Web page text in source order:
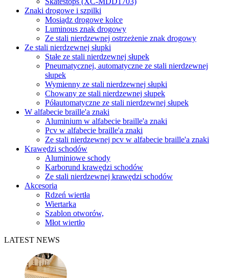
Znaki drogowe i szpilki
Mosiądz drogowe kolce
Luminous znak drogowy
Ze stali nierdzewnej ostrzeżenie znak drogowy
Ze stali nierdzewnej słupki
Stałe ze stali nierdzewnej słupek
Pneumatycznej, automatyczne ze stali nierdzewnej
słupek
Wymienny ze stali nierdzewnej słupki
Chowany ze stali nierdzewnej słupek
Półautomatyczne ze stali nierdzewnej słupek
W alfabecie braille'a znaki
Aluminium w alfabecie braille'a znaki
Pcv w alfabecie braille'a znaki
Ze stali nierdzewnej pcv w alfabecie braille'a znaki
Krawędzi schodów
Aluminiowe schody
Karborund krawędzi schodów
Ze stali nierdzewnej krawędzi schodów
Akcesoria
Rdzeń wiertła
Wiertarka
Szablon otworów,
Młot wiertło
LATEST NEWS